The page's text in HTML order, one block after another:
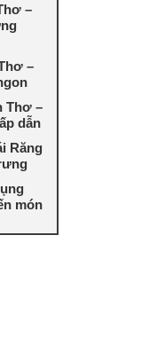
–
–
Thơ –
dẫn
Răng
món